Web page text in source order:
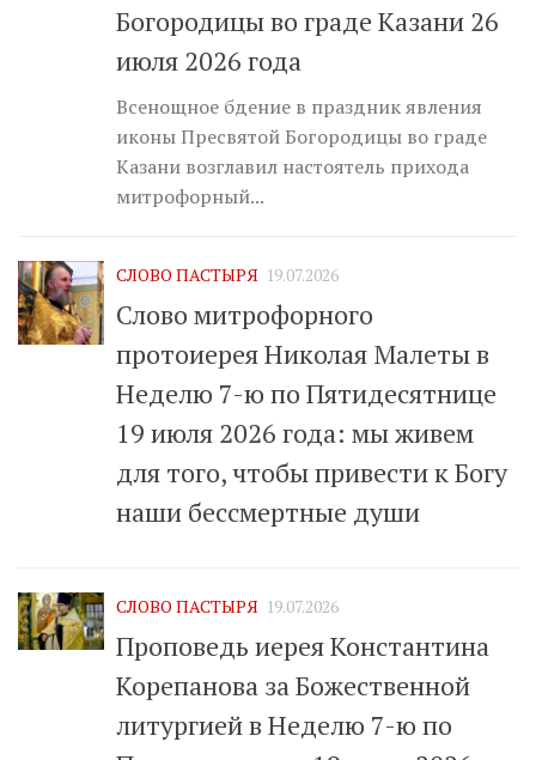
Богородицы во граде Казани 26
июля 2026 года
Всенощное бдение в праздник явления
иконы Пресвятой Богородицы во граде
Казани возглавил настоятель прихода
митрофорный...
СЛОВО ПАСТЫРЯ 19.07.2026
Слово митрофорного
протоиерея Николая Малеты в
Неделю 7-ю по Пятидесятнице
19 июля 2026 года: мы живем
для того, чтобы привести к Богу
наши бессмертные души
СЛОВО ПАСТЫРЯ 19.07.2026
Проповедь иерея Константина
Корепанова за Божественной
литургией в Неделю 7-ю по